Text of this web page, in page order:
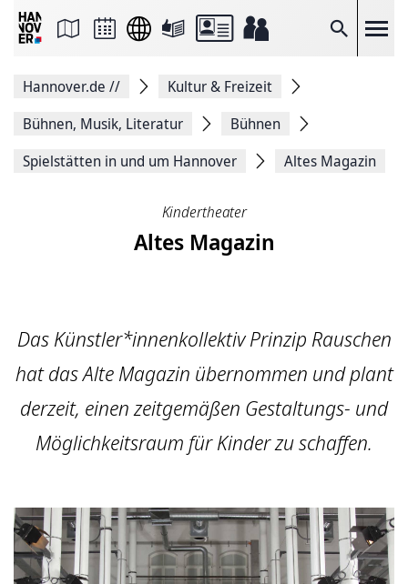
Suche
Seite
Facebook
teilen
Seitenlink
Hannover.de //
Kultur & Freizeit
Bühnen, Musik, Literatur
Bühnen
Spielstätten in und um Hannover
Altes Magazin
Kindertheater
Altes Magazin
Das Künstler*innenkollektiv Prinzip Rauschen
hat das Alte Magazin übernommen und plant
derzeit, einen zeitgemäßen Gestaltungs- und
Möglichkeitsraum für Kinder zu schaffen.